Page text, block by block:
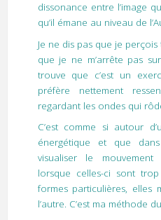
dissonance entre l’image
qu’il émane au niveau de
Je ne dis pas que je
que je ne m’arrête pas
trouve que c’est un
préfère nettement
regardant les ondes qui
C’est comme si autour
énergétique et que
visualiser le
lorsque celles-ci sont
formes particulières, elles
l’autre. C’est ma méthode